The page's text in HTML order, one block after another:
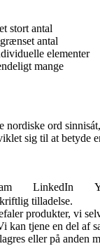
stort antal
antal
elementer
mange
nordiske ord
sig til at betyde
LinkedIn
tilladelse.
produkter, vi
tjene en del af
eller på anden